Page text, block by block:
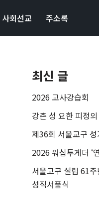
사회선교 주소록
최신 글
2026 교사강습회
강촌 성 요한 피정
제36회 서울교구 성
2026 워십투게더 ‘
서울교구 설립 61
성직서품식